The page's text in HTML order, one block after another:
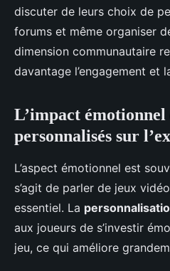
discuter de leurs choix de
forums et même organiser
dimension communautaire
davantage l’engagement et
L’impact émotionnel
personnalisés sur
L’aspect émotionnel est
s’agit de parler de jeux
essentiel. La
aux joueurs de s’investir
jeu, ce qui améliore